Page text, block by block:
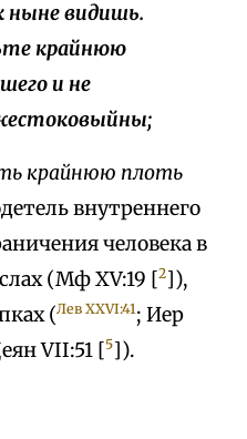
ныне видишь.
крайнюю
и не
крайнюю плоть
внутреннего
человека в
(Мф XV:19 [2]),
(Лев ХXVI:41; Иер
VII:51 [5]).